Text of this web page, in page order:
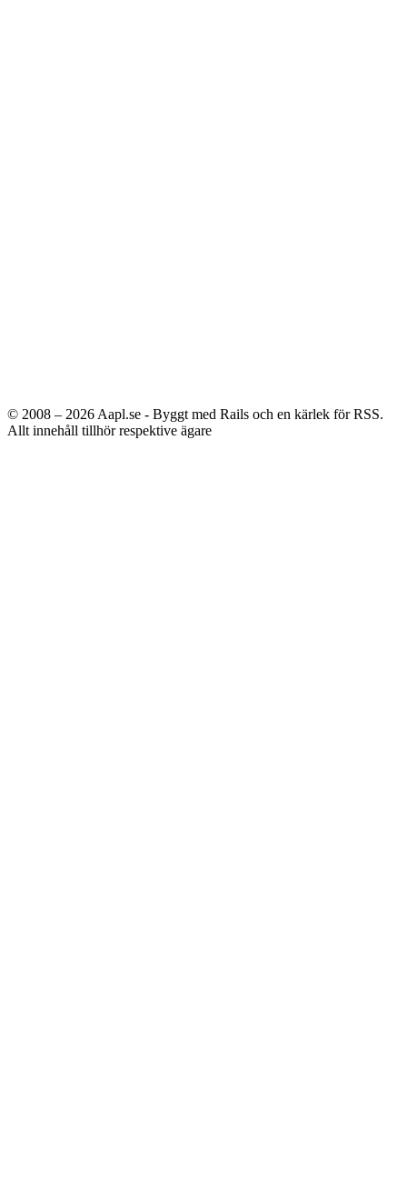
© 2008 – 2026 Aapl.se - Byggt med Rails och en kärlek för RSS.
Allt innehåll tillhör respektive ägare